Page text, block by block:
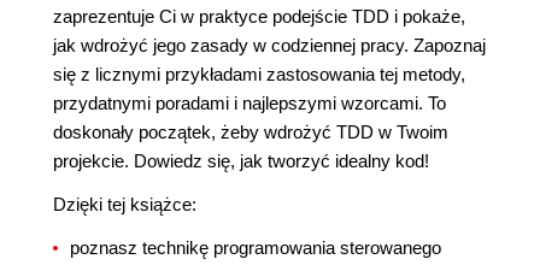
zaprezentuje Ci w praktyce podejście TDD i pokaże,
jak wdrożyć jego zasady w codziennej pracy. Zapoznaj
się z licznymi przykładami zastosowania tej metody,
przydatnymi poradami i najlepszymi wzorcami. To
doskonały początek, żeby wdrożyć TDD w Twoim
projekcie. Dowiedz się, jak tworzyć idealny kod!
Dzięki tej książce:
poznasz technikę programowania sterowanego